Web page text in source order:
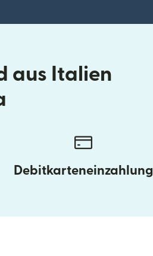
aus Italien
Debitkarteneinzahlung